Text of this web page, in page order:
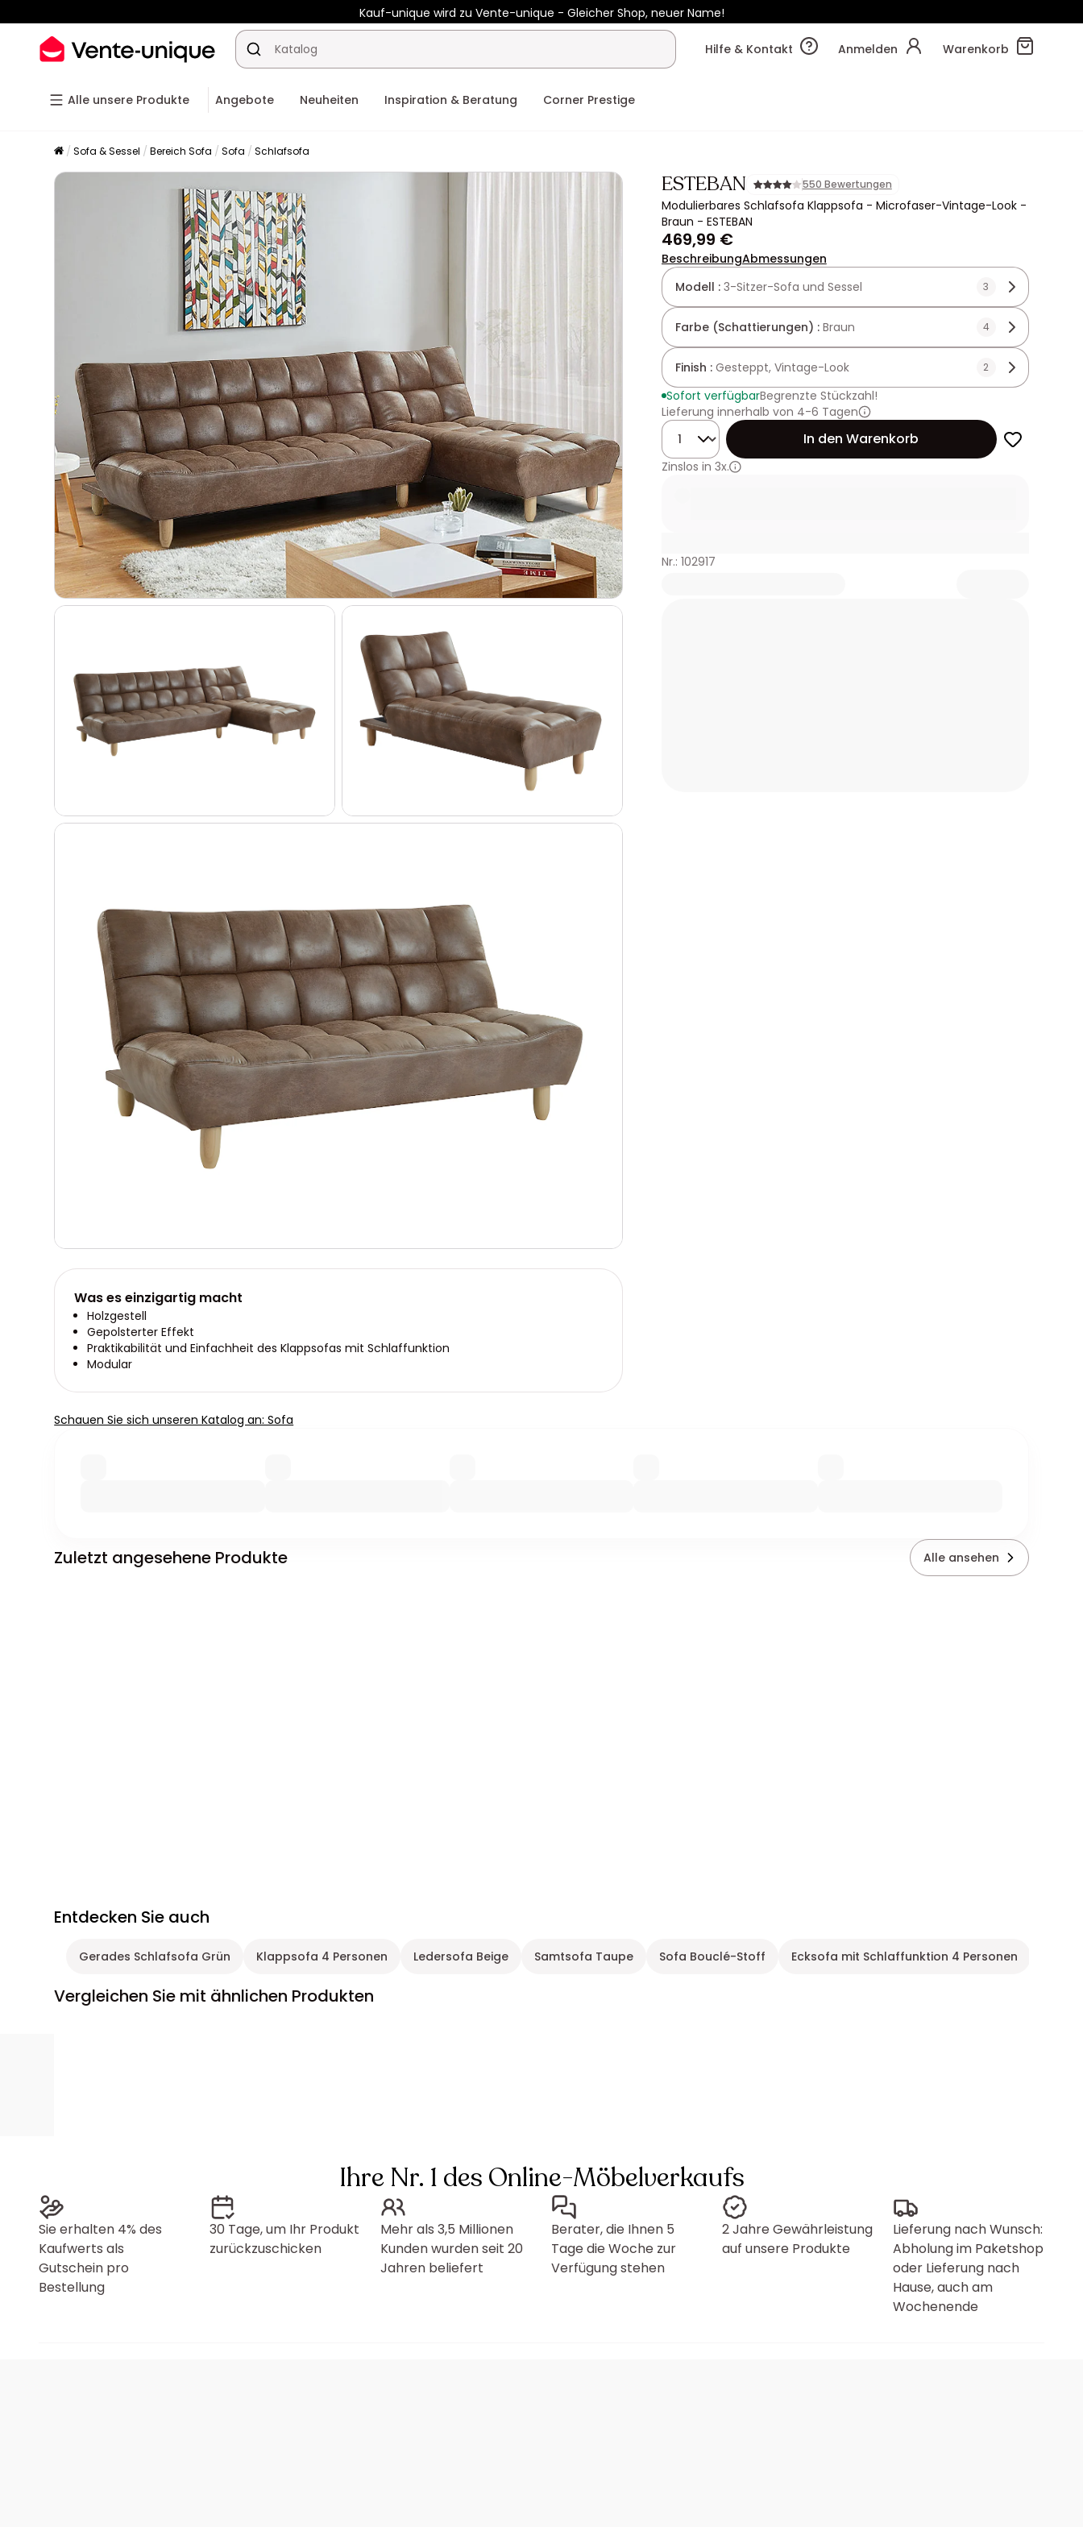
Kauf-unique wird zu Vente-unique - Gleicher Shop, neuer Name!
-10% ab 450€ mitENJOY10auf Vente-unique-Produkte Noch:00t
Hilfe & Kontakt
Anmelden Warenkorb
Alle unsere Produkte Angebote Neuheiten Inspiration & Beratung Corner Prestige
Sofa & Sessel Bereich Sofa Sofa Schlafsofa
ESTEBAN 550 Bewertungen
Modulierbares Schlafsofa Klappsofa - Microfaser-Vintage-Look -
Braun - ESTEBAN
469,99 €
BeschreibungAbmessungen
Modell : 3-Sitzer-Sofa und Sessel 3
Farbe (Schattierungen) : Braun 4
Finish : Gesteppt, Vintage-Look 2
Sofort verfügbarBegrenzte Stückzahl!
Lieferung innerhalb von 4-6 Tagen
Menge
In den Warenkorb
Zinslos in 3x.
Nr.: 102917
Was es einzigartig macht
Holzgestell
Gepolsterter Effekt
Praktikabilität und Einfachheit des Klappsofas mit Schlaffunktion
Modular
Schauen Sie sich unseren Katalog an: Sofa
Zuletzt angesehene Produkte Alle ansehen
Entdecken Sie auch
Gerades Schlafsofa Grün Klappsofa 4 Personen Ledersofa Beige Samtsofa Taupe Sofa Bouclé-Stoff Ecksofa mit Schlaffunktion 4 Personen
Vergleichen Sie mit ähnlichen Produkten
Ihre Nr. 1 des Online-Möbelverkaufs
Sie erhalten 4% des
Kaufwerts als
Gutschein pro
Bestellung
30 Tage, um Ihr Produkt
zurückzuschicken
Mehr als 3,5 Millionen
Kunden wurden seit 20
Jahren beliefert
Berater, die Ihnen 5
Tage die Woche zur
Verfügung stehen
2 Jahre Gewährleistung
auf unsere Produkte
Lieferung nach Wunsch:
Abholung im Paketshop
oder Lieferung nach
Hause, auch am
Wochenende